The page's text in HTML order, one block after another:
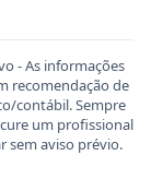
- As informações
recomendação de
contábil. Sempre
um profissional
sem aviso prévio.